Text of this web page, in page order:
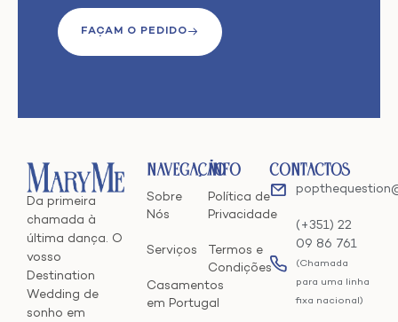
FAÇAM O PEDIDO
Da primeira
chamada à
última dança. O
vosso
Destination
Wedding de
sonho em
Navegação
Sobre
Nós
Serviços
Casamentos
em Portugal
Info
Política de
Privacidade
Termos e
Condições
Contactos
(+351) 22
09 86 761
(Chamada
para uma linha
fixa nacional)